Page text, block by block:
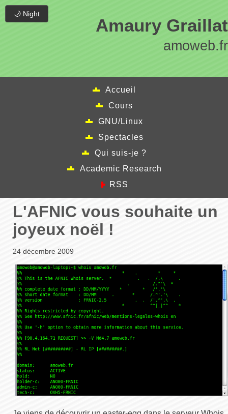
🌙 Night
Amaury Graillat
amoweb.fr
Accueil
Cours
GNU/Linux
Spectacles
Qui suis-je ?
Academic Research
RSS
L'AFNIC vous souhaite un
joyeux noël !
24 décembre 2009